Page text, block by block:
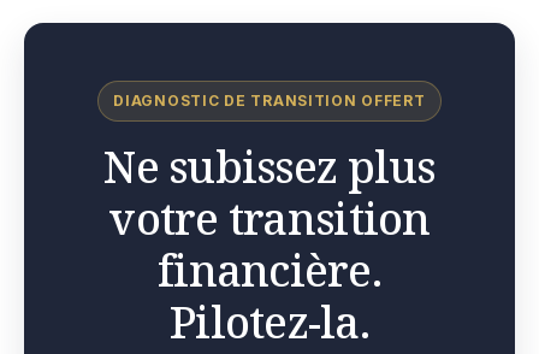
DIAGNOSTIC DE TRANSITION OFFERT
Ne subissez plus
votre transition
financière.
Pilotez-la.